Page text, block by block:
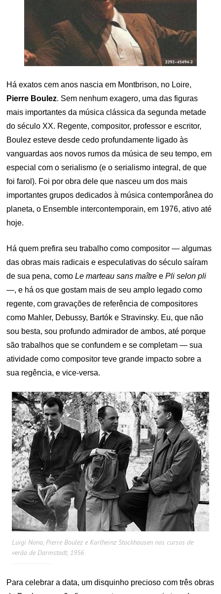
Há exatos cem anos nascia em Montbrison, no Loire,
Pierre Boulez. Sem nenhum exagero, uma das figuras
mais importantes da música clássica da segunda metade
do século XX. Regente, compositor, professor e escritor,
Boulez esteve desde cedo profundamente ligado às
vanguardas aos novos rumos da música de seu tempo, em
especial com o serialismo (e o serialismo integral, de que
foi farol). Foi por obra dele que nasceu um dos mais
importantes grupos dedicados à música contemporânea do
planeta, o Ensemble intercontemporain, em 1976, ativo até
hoje.
Há quem prefira seu trabalho como compositor — algumas
das obras mais radicais e especulativas do século saíram
de sua pena, comoLe marteau sans maîtreePli selon pli
—, e há os que gostam mais de seu amplo legado como
regente, com gravações de referência de compositores
como Mahler, Debussy, Bartók e Stravinsky. Eu, que não
sou besta, sou profundo admirador de ambos, até porque
são trabalhos que se confundem e se completam — sua
atividade como compositor teve grande impacto sobre a
sua regência, e vice-versa.
Luigi Nono, Pierre Boulez e Karlheinz Stockhausen nos cursos de
verão de Darmstadt, 1956
Para celebrar a data, um disquinho precioso com três obras